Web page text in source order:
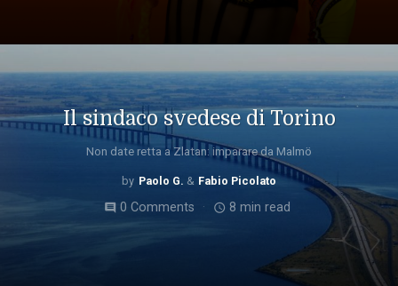
Il sindaco svedese di Torino
Non date retta a Zlatan: imparare da Malmö
Paolo G. Fabio Picolato
comment0 Comments access_time 8 min read